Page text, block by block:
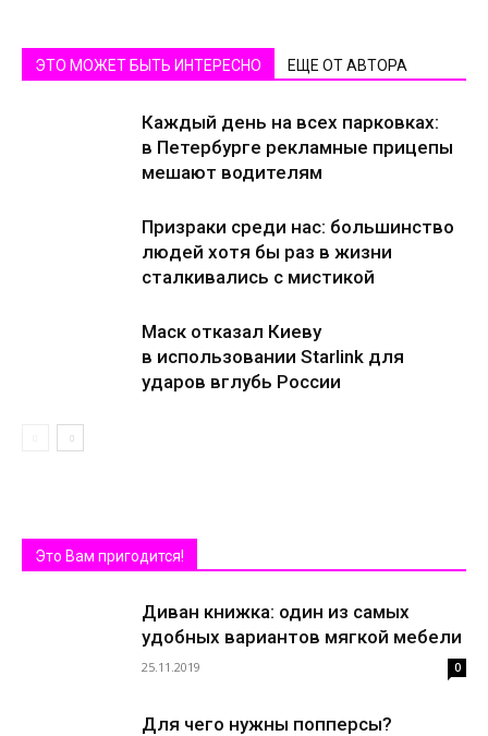
ЭТО МОЖЕТ БЫТЬ ИНТЕРЕСНО ЕЩЕ ОТ АВТОРА
Каждый день на всех парковках:
в Петербурге рекламные прицепы
мешают водителям
Призраки среди нас: большинство
людей хотя бы раз в жизни
сталкивались с мистикой
Маск отказал Киеву
в использовании Starlink для
ударов вглубь России
Это Вам пригодится!
Диван книжка: один из самых
удобных вариантов мягкой мебели
25.11.2019 0
Для чего нужны попперсы?